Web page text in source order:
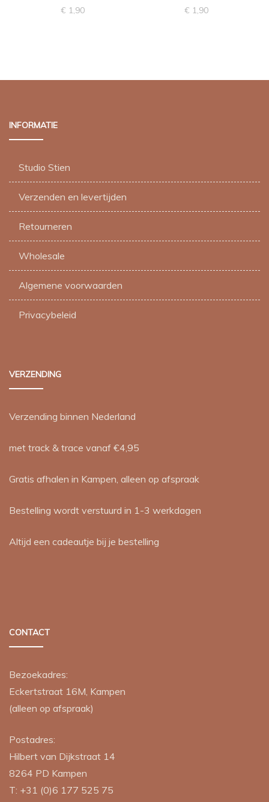
€ 1,90
€ 1,90
INFORMATIE
Studio Stien
Verzenden en levertijden
Retourneren
Wholesale
Algemene voorwaarden
Privacybeleid
VERZENDING
Verzending binnen Nederland
met track & trace vanaf €4,95
Gratis afhalen in Kampen, alleen op afspraak
Bestelling wordt verstuurd in 1-3 werkdagen
Altijd een cadeautje bij je bestelling
CONTACT
Bezoekadres:
Eckertstraat 16M, Kampen
(alleen op afspraak)
Postadres:
Hilbert van Dijkstraat 14
8264 PD Kampen
T: +31 (0)6 177 525 75